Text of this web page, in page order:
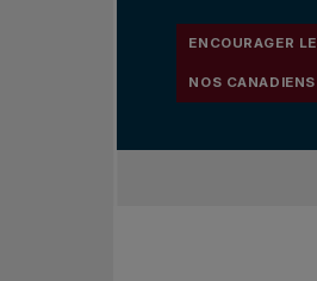
ENCOURAGER
NOS